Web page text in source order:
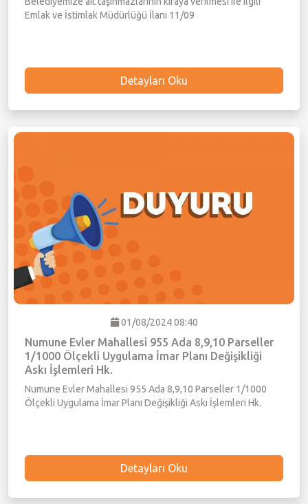
Emlak ve İstimlak Müdürlüğü İlanı 11/09
Detayları Oku
01/08/2024 08:40
Numune Evler Mahallesi 955 Ada 8,9,10 Parseller
1/1000 Ölçekli Uygulama İmar Planı Değişikliği
Askı İşlemleri Hk.
Numune Evler Mahallesi 955 Ada 8,9,10 Parseller 1/1000
Ölçekli Uygulama İmar Planı Değişikliği Askı İşlemleri Hk.
Detayları Oku